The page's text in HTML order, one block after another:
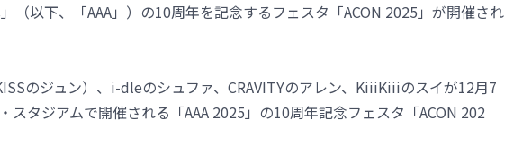
（以下、「AAA」）の10周年を記念するフェスタ「ACON 2025」が開催され
のジュン）、i-dleのシュファ、CRAVITYのアレン、KiiiKiiiのスイが12月7
スタジアムで開催される「AAA 2025」の10周年記念フェスタ「ACON 202